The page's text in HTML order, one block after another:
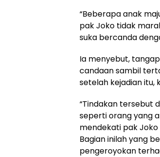
“Beberapa anak
pak Joko tidak
suka bercanda
Ia menyebut,
candaan sambil
setelah kejadian itu,
“Tindakan tersebut
seperti orang yang
mendekati pak
Bagian inilah yang
pengeroyokan